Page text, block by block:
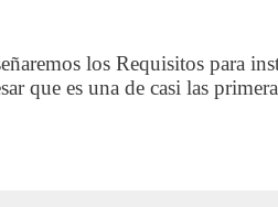
los Requisitos para
que es una de casi las